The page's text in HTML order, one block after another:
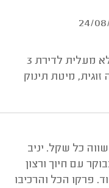
24/
הובלת דירה 2.5 חדרים מקומה 1 ללא מעלית לדירת 3
מיטת תינוק
כל שקל. יניב
עם חיוך ורצון
פרקו הכל והרכיבו